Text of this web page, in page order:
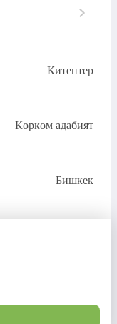
Китептер
Көркөм адабият
Бишкек